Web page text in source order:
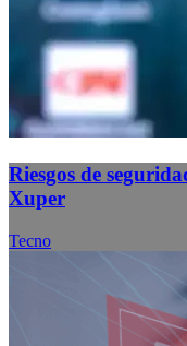
Riesgos de
Xuper
Tecno